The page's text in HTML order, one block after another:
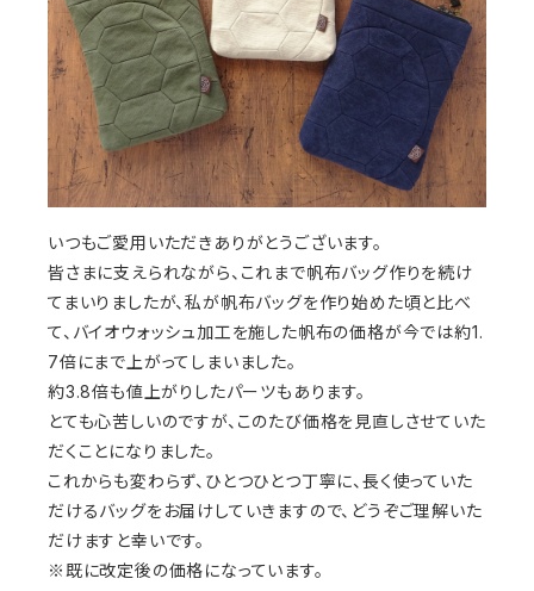
いつもご愛用いただきありがとうございます。
皆さまに支えられながら、これまで帆布バッグ作りを続け
てまいりましたが、私が帆布バッグを作り始めた頃と比べ
て、バイオウォッシュ加工を施した帆布の価格が今では約1.
7倍にまで上がってしまいました。
約3.8倍も値上がりしたパーツもあります。
とても心苦しいのですが、このたび価格を見直しさせていた
だくことになりました。
これからも変わらず、ひとつひとつ丁寧に、長く使っていた
だけるバッグをお届けしていきますので、どうぞご理解いた
だけますと幸いです。
※既に改定後の価格になっています。